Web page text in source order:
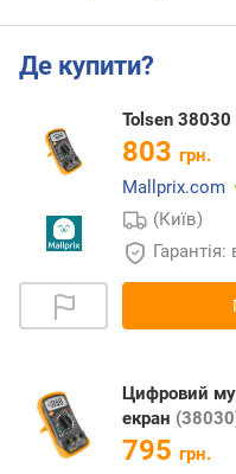
Де купити?
Tolsen 38030
803 грн.
Mallprix.com
(Київ)
Цифровий
екран
795 грн.